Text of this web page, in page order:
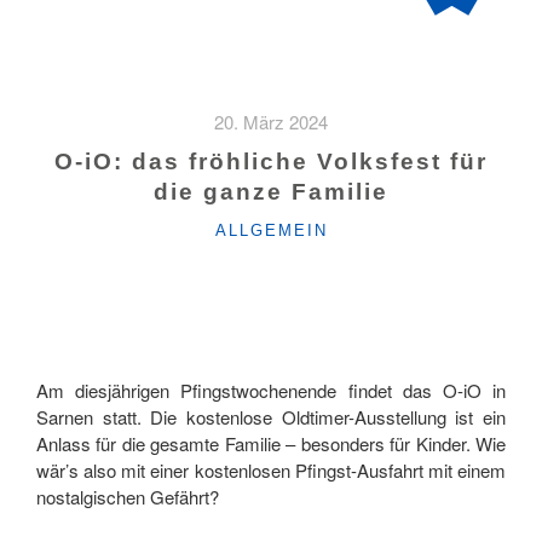
20. März 2024
O-iO: das fröhliche Volksfest für
die ganze Familie
KATEGORIEN
ALLGEMEIN
Am diesjährigen Pfingstwochenende findet das O-iO in
Sarnen statt. Die kostenlose Oldtimer-Ausstellung ist ein
Anlass für die gesamte Familie – besonders für Kinder. Wie
wär’s also mit einer kostenlosen Pfingst-Ausfahrt mit einem
nostalgischen Gefährt?